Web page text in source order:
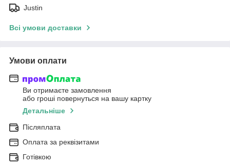
Justin
Всі умови доставки
Умови оплати
Ви отримаєте замовлення
або гроші повернуться на вашу картку
Детальніше
Післяплата
Оплата за реквізитами
Готівкою